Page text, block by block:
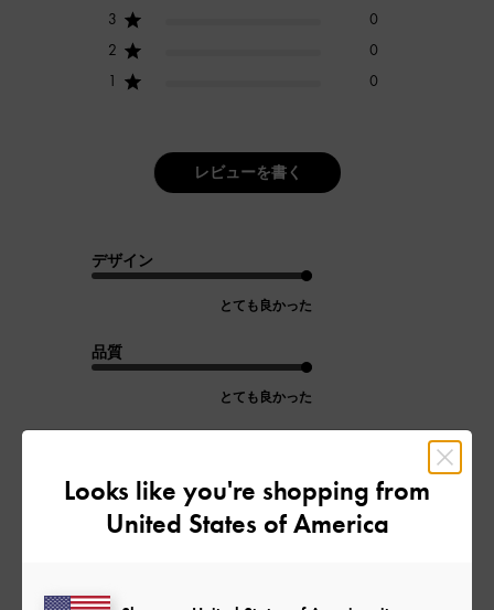
3
0
2
0
1
0
レビューを書く
デザイン
とても良かった
品質
とても良かった
フィルター
Looks like you're shopping from
United States of America